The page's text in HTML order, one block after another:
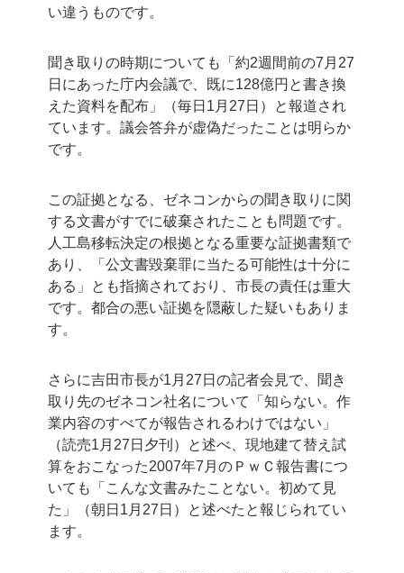
い違うものです。
聞き取りの時期についても「約2週間前の7月27
日にあった庁内会議で、既に128億円と書き換
えた資料を配布」（毎日1月27日）と報道され
ています。議会答弁が虚偽だったことは明らか
です。
この証拠となる、ゼネコンからの聞き取りに関
する文書がすでに破棄されたことも問題です。
人工島移転決定の根拠となる重要な証拠書類で
あり、「公文書毀棄罪に当たる可能性は十分に
ある」とも指摘されており、市長の責任は重大
です。都合の悪い証拠を隠蔽した疑いもありま
す。
さらに吉田市長が1月27日の記者会見で、聞き
取り先のゼネコン社名について「知らない。作
業内容のすべてが報告されるわけではない」
（読売1月27日夕刊）と述べ、現地建て替え試
算をおこなった2007年7月のＰｗＣ報告書につ
いても「こんな文書みたことない。初めて見
た」（朝日1月27日）と述べたと報じられてい
ます。